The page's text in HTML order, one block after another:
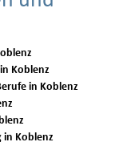
/ Steuern in Koblenz
Jobs für Bildung / Erziehung / Soziale Berufe in Koblenz
Jobs für Handwerk / gewerblich-technische Berufe in Koblenz
Koblenz
in Koblenz
Jobs für Kaufmännische Berufe & Verwaltung in Koblenz